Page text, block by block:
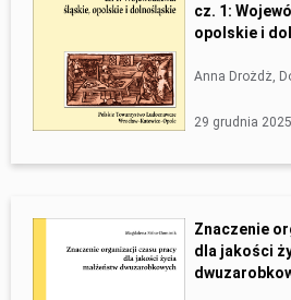
cz. 1:
opolskie i
Anna Drożdż,
29 grudnia 2025
Znaczenie
dla jakości